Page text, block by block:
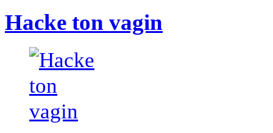
Hacke ton vagin